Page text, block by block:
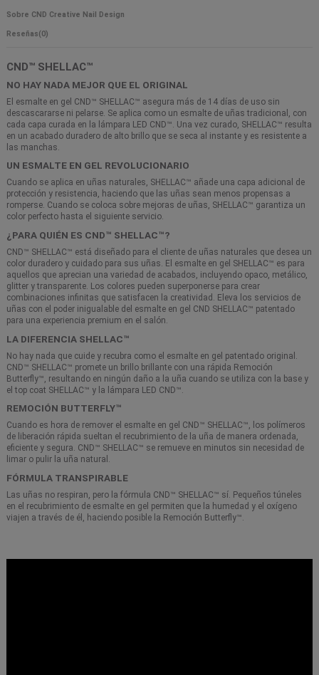
Sobre CND Creative Nail Design
Reseñas(0)
CND™ SHELLAC™
NO HAY NADA MEJOR QUE EL ORIGINAL
El esmalte en gel CND™ SHELLAC™ asegura más de 14 días de uso sin
descascararse ni pelarse. Se aplica como un esmalte de uñas tradicional, con
cada capa curada en la lámpara LED CND™. Una vez curado, SHELLAC™ resulta
en un acabado duradero de alto brillo que se seca al instante y es resistente a
las manchas.
UN ESMALTE EN GEL REVOLUCIONARIO
Cuando se aplica en uñas naturales, SHELLAC™ añade una capa adicional de
protección y resistencia, haciendo que las uñas sean menos propensas a
romperse. Cuando se coloca sobre mejoras de uñas, SHELLAC™ garantiza un
color perfecto hasta el siguiente servicio.
¿PARA QUIÉN ES CND™ SHELLAC™?
CND™ SHELLAC™ está diseñado para el cliente de uñas naturales que desea un
color duradero y cuidado para sus uñas. El esmalte en gel SHELLAC™ es para
aquellos que aprecian una variedad de acabados, incluyendo opaco, metálico,
glitter y transparente. Los colores pueden superponerse para crear
combinaciones infinitas que satisfacen la creatividad. Eleva los servicios de
uñas con el poder inigualable del esmalte en gel CND SHELLAC™ patentado
para una experiencia premium en el salón.
LA DIFERENCIA SHELLAC™
No hay nada que cuide y recubra como el esmalte en gel patentado original.
CND™ SHELLAC™ promete un brillo brillante con una rápida Remoción
Butterfly™, resultando en ningún daño a la uña cuando se utiliza con la base y
el top coat SHELLAC™ y la lámpara LED CND™.
REMOCIÓN BUTTERFLY™
Cuando es hora de remover el esmalte en gel CND™ SHELLAC™, los polímeros
de liberación rápida sueltan el recubrimiento de la uña de manera ordenada,
eficiente y segura. CND™ SHELLAC™ se remueve en minutos sin necesidad de
limar o pulir la uña natural.
FÓRMULA TRANSPIRABLE
Las uñas no respiran, pero la fórmula CND™ SHELLAC™ sí. Pequeños túneles
en el recubrimiento de esmalte en gel permiten que la humedad y el oxígeno
viajen a través de él, haciendo posible la Remoción Butterfly™.